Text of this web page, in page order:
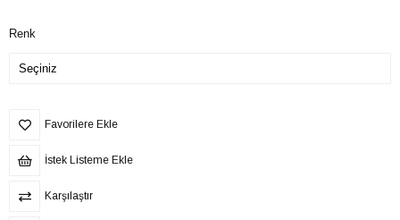
Renk
Favorilere Ekle
İstek Listeme Ekle
Karşılaştır